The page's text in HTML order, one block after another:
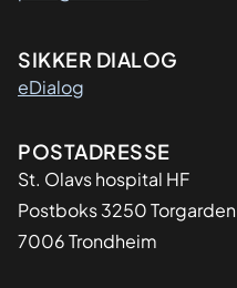
SIKKER DIALOG
eDialog
Adresse
POSTADRESSE
St. Olavs hospital HF
Postboks 3250 Torgarden
7006 Trondheim